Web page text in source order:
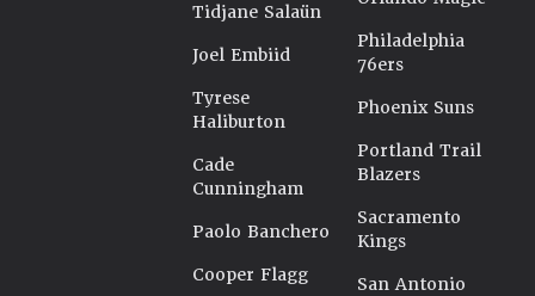
Tidjane Salaün
Joel Embiid
Tyrese
Haliburton
Cade
Cunningham
Paolo Banchero
Cooper Flagg
Philadelphia
76ers
Phoenix Suns
Portland Trail
Blazers
Sacramento
Kings
San Antonio